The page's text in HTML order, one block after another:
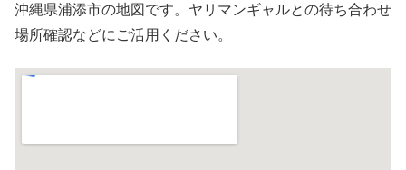
沖縄県浦添市の地図です。ヤリマンギャルとの待ち合わせ
場所確認などにご活用ください。